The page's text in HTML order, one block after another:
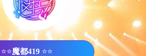
⭐⭐魔都419 ⭐⭐